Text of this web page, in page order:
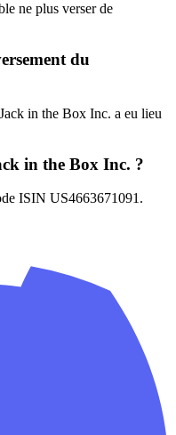
ne plus verser de
du
in the Box Inc. a eu lieu
in the Box Inc. ?
ISIN US4663671091.